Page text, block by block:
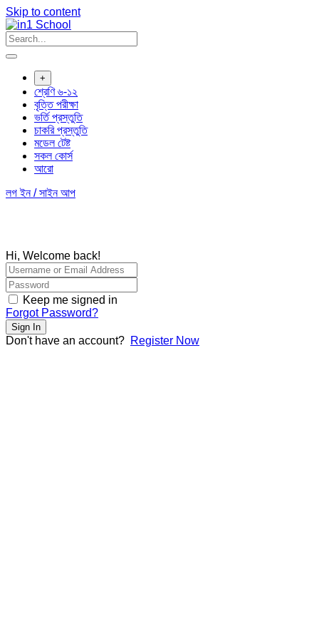
Skip to content
+
শ্রেণি ৬-১২
বৃত্তি পরীক্ষা
ভর্তি প্রস্তুতি
চাকরি প্রস্তুতি
মডেল টেষ্ট
সকল কোর্স
আরো
লগ ইন / সাইন আপ
Hi, Welcome back!
Keep me signed in
Forgot Password?
Sign In
Don't have an account? Register Now